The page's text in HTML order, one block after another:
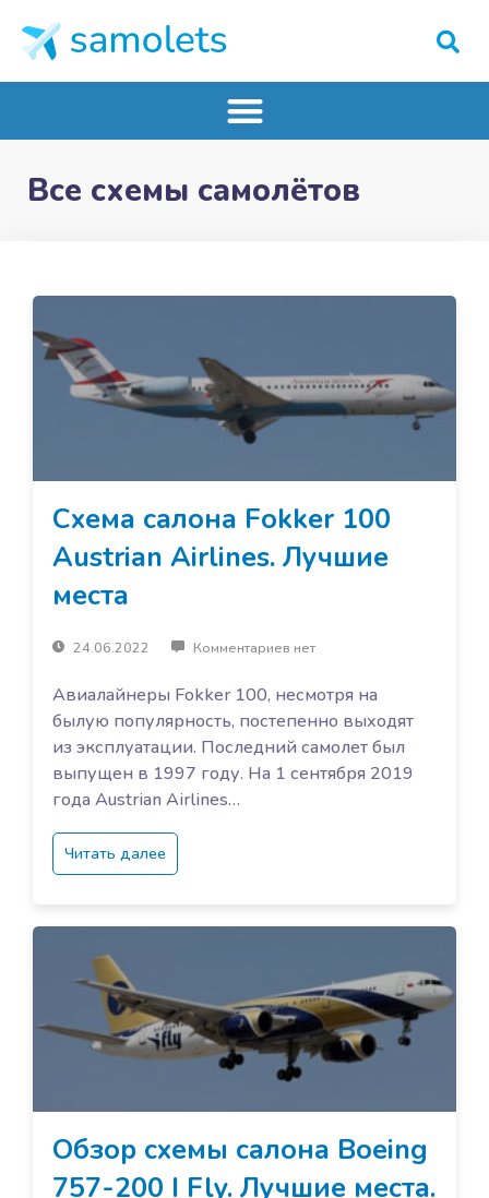
Все схемы самолётов
Схема салона Fokker 100
Austrian Airlines. Лучшие
места
24.06.2022 Комментариев нет
Авиалайнеры Fokker 100, несмотря на
былую популярность, постепенно выходят
из эксплуатации. Последний самолет был
выпущен в 1997 году. На 1 сентября 2019
года Austrian Airlines…
Читать далее
Обзор схемы салона Boeing
757-200 I Fly. Лучшие места.